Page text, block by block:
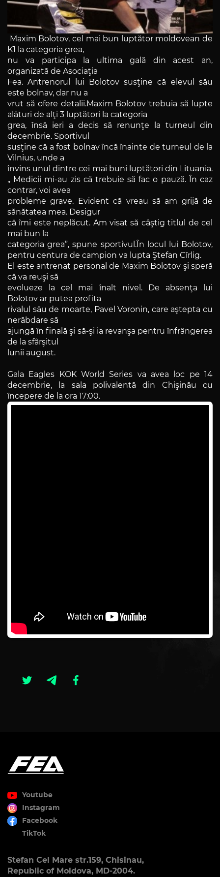
Maxim Bolotov, cel mai bun luptător moldovean de
K1 la categoria grea,
nu va participa la ultima gală din acest an,
organizată de Asociaţia
Fea. Antrenorul lui Bolotov susţine că elevul său
este bolnav, dar nu a
vrut să ofere detalii.Maxim Bolotov trebuia să lupte
alături de alţi 3 luptători la categoria
grea, însă ieri a decis să renunţe la turneul din
decembrie. Sportivul
susţine că a fost bolnav încă înainte de turneul de la
Vilnius, unde a
învins unul dintre cei mai buni luptători din Lituania.
„ Medicii mi-au zis că trebuie să fac o pauză. În caz
contrar, voi avea
probleme grave. Evident că vreau să am grijă de
sănătatea mea. Desigur
că îmi este neplăcut. Am visat să câştig titlul de cel
mai bun la
categoria grea”, spune sportivul.În locul lui Bolotov,
pentru centura de campion va lupta Ştefan Cîrlig.
El este antrenat personal de Maxim Bolotov şi speră
că va reuşi să
evolueze la cel mai înalt nivel. De absenţa lui
Bolotov ar putea profita
rivalul său de moarte, Pavel Voronin, care aştepta cu
nerăbdare să
ajungă în finală şi să-şi ia revanşa pentru înfrângerea
de la sfârşitul
lunii august.
Gala Eagles KOK World Series va avea loc pe 14
decembrie, la sala polivalentă din Chişinău cu
începere de la ora 17:00.
Youtube
Instagram
Facebook
TikTok
Stefan Cel Mare str.159, Chisinau,
Republic of Moldova, MD-2004.